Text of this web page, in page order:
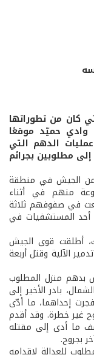
كان من تطوراتها
وادي حميّد موقعًا
الدهم التي
مطلوبين بجرائم
من الجيش في منطقة
(17/12/2015)، مجموعة منهم في أثناء
في صفوفهم ثلاثة
المستشفيات في
أطلقت قوى الجيش
الآلية وقتل أربعة
الجيش بدهم منزل المطلوب
بادر الأخير إلى
إحداهما، ما أدّى
غير خطرة. وقد أقدم
ما أدى إلى مقتله
بجروح.
للعدالة لإقدامه